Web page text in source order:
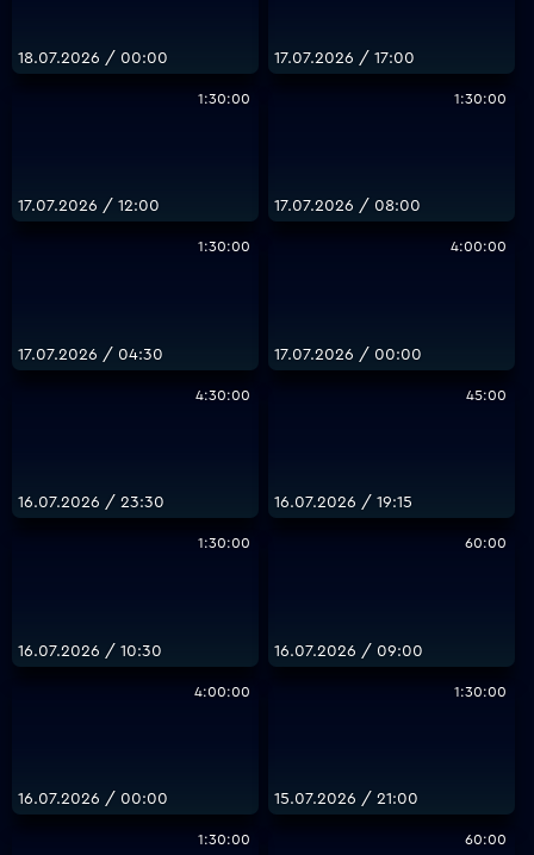
18.07.2026 / 00:00 17.07.2026 / 17:00
1:30:00
17.07.2026 / 12:00
1:30:00
17.07.2026 / 08:00
1:30:00
17.07.2026 / 04:30
4:00:00
17.07.2026 / 00:00
4:30:00
16.07.2026 / 23:30
45:00
16.07.2026 / 19:15
1:30:00
16.07.2026 / 10:30
60:00
16.07.2026 / 09:00
4:00:00
16.07.2026 / 00:00
1:30:00
15.07.2026 / 21:00
1:30:00 60:00